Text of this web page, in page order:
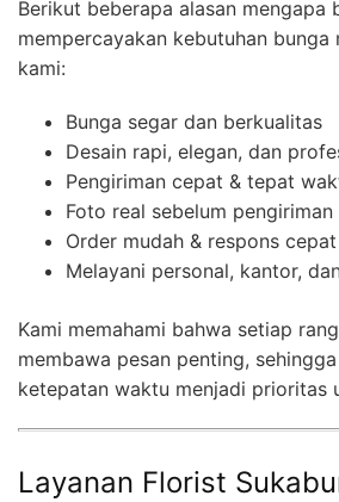
Berikut beberapa alasan mengapa
mempercayakan kebutuhan bunga
kami:
Bunga segar dan berkualitas
Desain rapi, elegan, dan
Pengiriman cepat & tepat
Foto real sebelum pengiriman
Order mudah & respons
Melayani personal, kantor,
Kami memahami bahwa setiap
membawa pesan penting,
ketepatan waktu menjadi prioritas
Layanan Florist